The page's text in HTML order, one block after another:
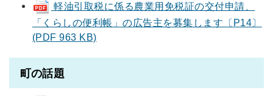
軽油引取税に係る農業用免税証の交付申請、
「くらしの便利帳」の広告主を募集します〔P14〕
(PDF 963 KB)
町の話題